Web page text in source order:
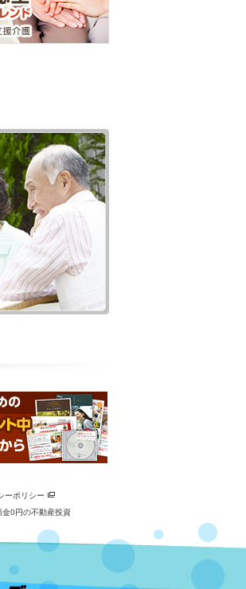
ーポリシー
金0円の不動産投資